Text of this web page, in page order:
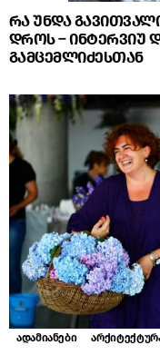
რა უნდა
დროს – ინტერვიუ
გამცემლიძესთან
ადამიანები